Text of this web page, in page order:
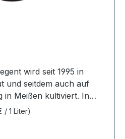
wird seit 1995 in
und seitdem auch auf
in Meißen kultiviert. In
dieser Sorte bestockte
/ 1 Liter)